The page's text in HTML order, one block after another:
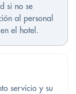
si no se
al personal
el hotel.
servicio y su